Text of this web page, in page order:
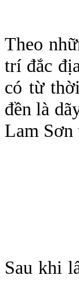
Theo
trí đắc
có từ
đền là
Lam Sơn
Sau khi